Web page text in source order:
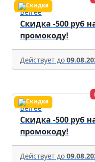
Befree
Скидка -500 руб
промокоду!
Действует до
Befree
Скидка -500 руб
промокоду!
Действует до